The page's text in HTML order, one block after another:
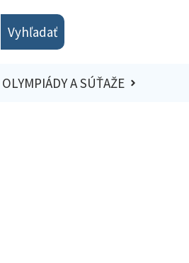
Vyhľadať
OLYMPIÁDY A SÚŤAŽE